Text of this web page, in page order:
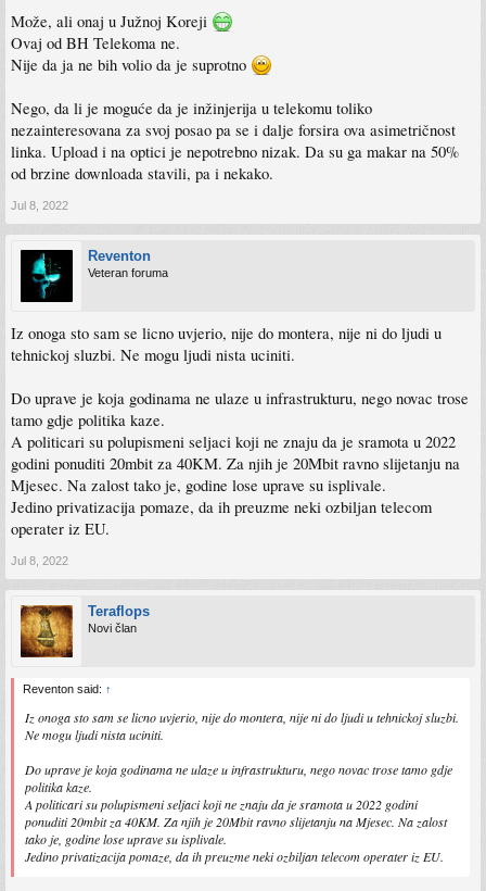
Može, ali onaj u Južnoj Koreji
Ovaj od BH Telekoma ne.
Nije da ja ne bih volio da je suprotno
Nego, da li je moguće da je inžinjerija u telekomu toliko
nezainteresovana za svoj posao pa se i dalje forsira ova asimetričnost
linka. Upload i na optici je nepotrebno nizak. Da su ga makar na 50%
od brzine downloada stavili, pa i nekako.
Jul 8, 2022
Reventon
Veteran foruma
Iz onoga sto sam se licno uvjerio, nije do montera, nije ni do ljudi u
tehnickoj sluzbi. Ne mogu ljudi nista uciniti.
Do uprave je koja godinama ne ulaze u infrastrukturu, nego novac trose
tamo gdje politika kaze.
A politicari su polupismeni seljaci koji ne znaju da je sramota u 2022
godini ponuditi 20mbit za 40KM. Za njih je 20Mbit ravno slijetanju na
Mjesec. Na zalost tako je, godine lose uprave su isplivale.
Jedino privatizacija pomaze, da ih preuzme neki ozbiljan telecom
operater iz EU.
Jul 8, 2022
Teraflops
Novi član
Reventon said: ↑
Iz onoga sto sam se licno uvjerio, nije do montera, nije ni do ljudi u tehnickoj sluzbi.
Ne mogu ljudi nista uciniti.
Do uprave je koja godinama ne ulaze u infrastrukturu, nego novac trose tamo gdje
politika kaze.
A politicari su polupismeni seljaci koji ne znaju da je sramota u 2022 godini
ponuditi 20mbit za 40KM. Za njih je 20Mbit ravno slijetanju na Mjesec. Na zalost
tako je, godine lose uprave su isplivale.
Jedino privatizacija pomaze, da ih preuzme neki ozbiljan telecom operater iz EU.